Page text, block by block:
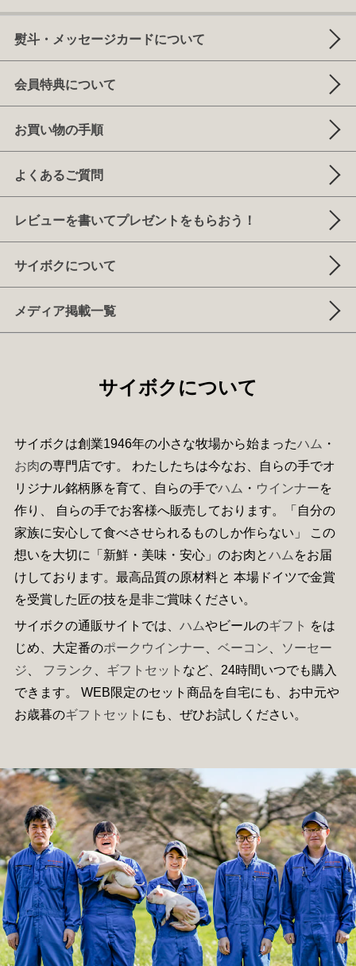
熨斗・メッセージカードについて
会員特典について
お買い物の手順
よくあるご質問
レビューを書いてプレゼントをもらおう！
サイボクについて
メディア掲載一覧
サイボクについて
サイボクは創業1946年の小さな牧場から始まったハム ・
お肉の専門店です。 わたしたちは今なお、自らの手でオ
リジナル銘柄豚を育て、自らの手でハム ・ ウインナーを
作り、 自らの手でお客様へ販売しております。「自分の
家族に安心して食べさせられるものしか作らない」 この
想いを大切に「新鮮・美味・安心」のお肉とハム をお届
けしております。最高品質の原材料と 本場ドイツで金賞
を受賞した匠の技を是非ご賞味ください。
サイボクの通販サイトでは、 ハムやビールのギフト をは
じめ、大定番のポークウインナー ベーコン
ソーセー
ジ
フランク ギフトセット など、24時間いつでも購入
できます。 WEB限定のセット商品を自宅にも、お中元や
お歳暮のギフトセット にも、ぜひお試しください。